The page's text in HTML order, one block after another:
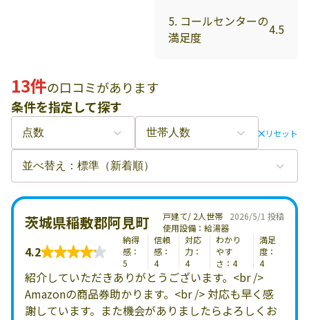
5. コールセンターの
満足度
4.5
13件の口コミがあります
条件を指定して探す
リセット
2026/5/1 投稿
茨城県稲敷郡阿見町
戸建て/ 2人世帯
使用設備：給湯器
4.2
納得
感：
5
信頼
感：
4
対応
力：
4
わかり
やす
さ：4
満足
度：
4
紹介していただきありがとうございます。<br />
Amazonの商品券助かります。<br /> 対応も早く感
謝しています。また機会がありましたらよろしくお